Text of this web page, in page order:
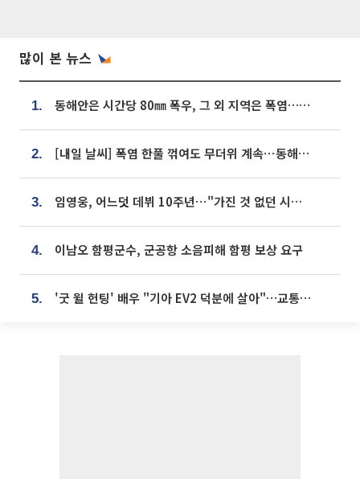
많이 본 뉴스
1. 동해안은 시간당 80㎜ 폭우, 그 외 지역은 폭염…‘극과 극 날씨’
2. [내일 날씨] 폭염 한풀 꺾여도 무더위 계속⋯동해안 이틀 연속 비
3. 임영웅, 어느덧 데뷔 10주년⋯"가진 것 없던 시절, 내 앞엔 20명의 팬뿐"
4. 이남오 함평군수, 군공항 소음피해 함평 보상 요구
5. '굿 윌 헌팅' 배우 "기아 EV2 덕분에 살아"…교통사고 후 안전성 극찬